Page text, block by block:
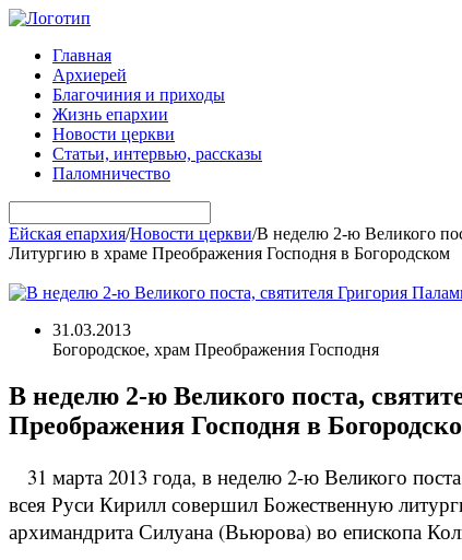
Главная
Архиерей
Благочиния и приходы
Жизнь епархии
Новости церкви
Статьи, интервью, рассказы
Паломничество
Ейская епархия/Новости церкви/В неделю 2-ю Великого
Литургию в храме Преображения Господня в Богородском
31.03.2013
Богородское, храм Преображения Господня
В неделю 2-ю Великого поста,
Преображения Господня в
31 марта 2013 года, в неделю 2-ю Великого
всея Руси Кирилл совершил Божественную
архимандрита Силуана (Вьюрова) во епископа